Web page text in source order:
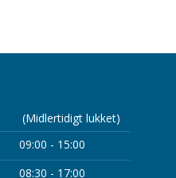
(Midlertidigt lukket)
09:00 - 15:00
08:30 - 17:00